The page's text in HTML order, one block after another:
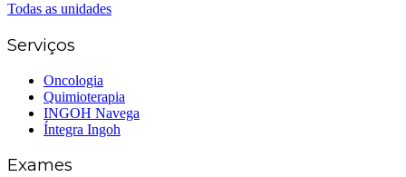
Todas as unidades
Serviços
Oncologia
Quimioterapia
INGOH Navega
Íntegra Ingoh
Exames